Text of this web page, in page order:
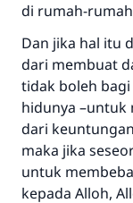
di rumah-
Dan jika hal itu
dari membuat
tidak boleh
hidunya –untuk
dari
maka jika
untuk
kepada Alloh,